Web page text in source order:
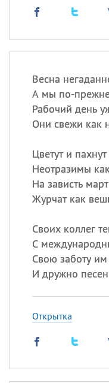
Весна
А мы по-
Рабочий день
Они свежи как
Цветут и
Неотразимы
На зависть
Журчат как
Своих коллег
С
Свою заботу
И дружно
Открытка